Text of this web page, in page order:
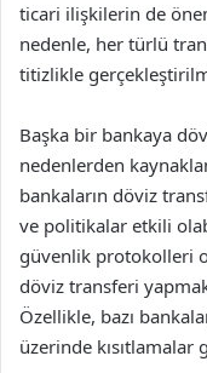
ticari ilişkilerin de
nedenle, her türlü
titizlikle
Başka bir bankaya
nedenlerden
bankaların döviz
ve politikalar etkili
güvenlik protokolleri
döviz transferi
Özellikle, bazı
üzerinde kısıtlamalar